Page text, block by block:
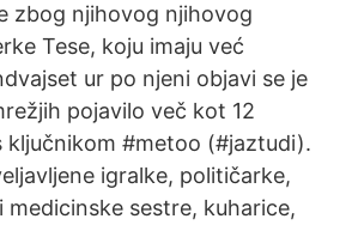
zbog njihovog njihovog
Tese, koju imaju već
ur po njeni objavi se je
pojavilo več kot 12
ključnikom #metoo (#jaztudi).
igralke, političarke,
medicinske sestre, kuharice,